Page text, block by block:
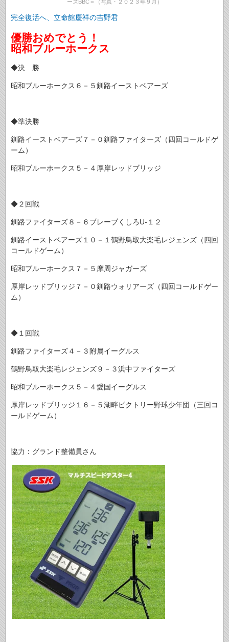
ーズBBC＝（写真・２０２３年９月）
完全復活へ、立命館慶祥の吉野君
優勝おめでとう！
昭和ブルーホークス
◆決 勝
昭和ブルーホークス６－５釧路イーストベアーズ
◆準決勝
釧路イーストベアーズ７－０釧路ファイターズ（四回コールドゲ
ーム）
昭和ブルーホークス５－４厚岸レッドブリッジ
◆２回戦
釧路ファイターズ８－６ブレーブくしろU-１２
釧路イーストベアーズ１０－１鶴野鳥取大楽毛レジェンズ（四回
コールドゲーム）
昭和ブルーホークス７－５摩周ジャガーズ
厚岸レッドブリッジ７－０釧路ウォリアーズ（四回コールドゲー
ム）
◆１回戦
釧路ファイターズ４－３附属イーグルス
鶴野鳥取大楽毛レジェンズ９－３浜中ファイターズ
昭和ブルーホークス５－４愛国イーグルス
厚岸レッドブリッジ１６－５湖畔ビクトリー野球少年団（三回コ
ールドゲーム）
協力：グランド整備員さん